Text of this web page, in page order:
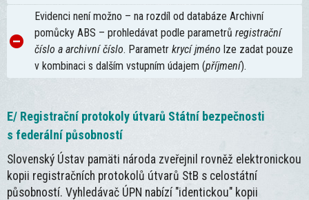
Evidenci není možno – na rozdíl od databáze Archivní
pomůcky ABS – prohledávat podle parametrů registrační
číslo a archivní číslo. Parametr krycí jméno lze zadat pouze
v kombinaci s dalším vstupním údajem (příjmení).
E/ Registrační protokoly útvarů Státní bezpečnosti
s federální působností
Slovenský Ústav pamäti národa zveřejnil rovněž elektronickou
kopii registračních protokolů útvarů StB s celostátní
působností. Vyhledávač ÚPN nabízí "identickou" kopii